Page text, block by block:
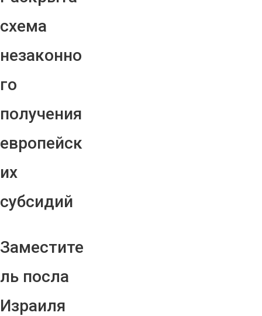
схема
незаконно
го
получения
европейск
их
субсидий
Заместите
ль посла
Израиля